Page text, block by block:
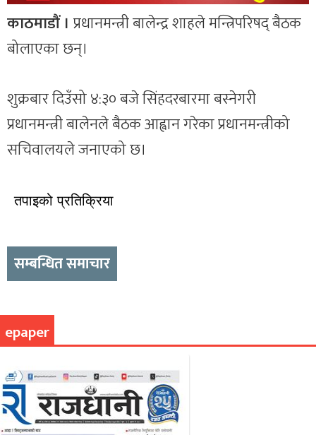
काठमाडौं । प्रधानमन्त्री बालेन्द्र शाहले मन्त्रिपरिषद् बैठक
बोलाएका छन्।
शुक्रबार दिउँसो ४:३० बजे सिंहदरबारमा बस्नेगरी
प्रधानमन्त्री बालेनले बैठक आह्वान गरेका प्रधानमन्त्रीको
सचिवालयले जनाएको छ।
तपाइको प्रतिक्रिया
सम्बन्धित समाचार
epaper